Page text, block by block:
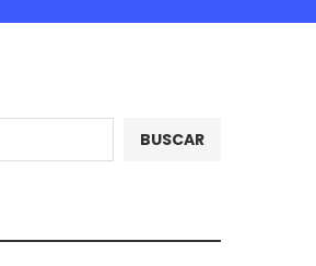
BUSCAR